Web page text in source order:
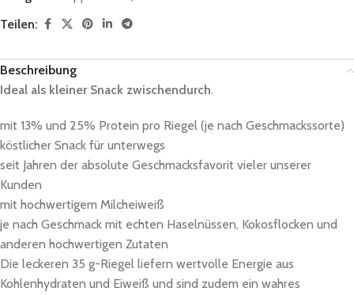
Teilen:
Beschreibung
Ideal als kleiner Snack zwischendurch.
mit 13% und 25% Protein pro Riegel (je nach Geschmackssorte)
köstlicher Snack für unterwegs
seit Jahren der absolute Geschmacksfavorit vieler unserer
Kunden
mit hochwertigem Milcheiweiß
je nach Geschmack mit echten Haselnüssen, Kokosflocken und
anderen hochwertigen Zutaten
Die leckeren 35 g-Riegel liefern wertvolle Energie aus
Kohlenhydraten und Eiweiß und sind zudem ein wahres